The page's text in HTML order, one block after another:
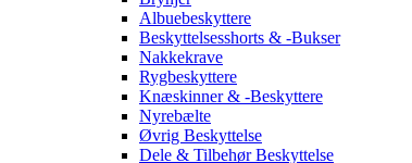
Albuebeskyttere
Beskyttelsesshorts & -Bukser
Nakkekrave
Rygbeskyttere
Knæskinner & -Beskyttere
Nyrebælte
Øvrig Beskyttelse
Dele & Tilbehør Beskyttelse